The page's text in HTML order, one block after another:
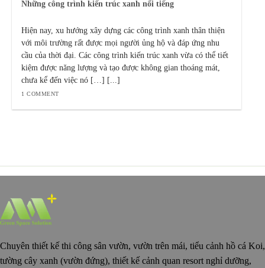
Những công trình kiến trúc xanh nổi tiếng
Hiện nay, xu hướng xây dựng các công trình xanh thân thiện
với môi trường rất được mọi người ủng hộ và đáp ứng nhu
cầu của thời đại. Các công trình kiến trúc xanh vừa có thể tiết
kiệm được năng lượng và tạo được không gian thoáng mát,
chưa kể đến việc nó […] [...]
1 COMMENT
Chuyên thiết kế thi công sân vườn, vườn trên mái, tiểu cảnh hồ cá Koi,
tường cây xanh (vườn đứng), thiết kế cảnh quan resort nghỉ dưỡng,